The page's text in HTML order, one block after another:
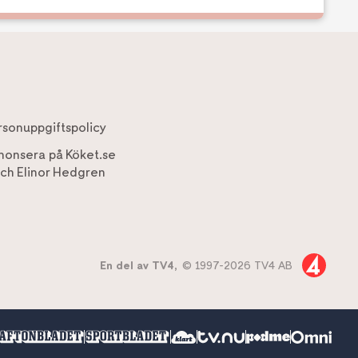
på Köket.se
Elinor Hedgren
En del av TV4, © 1997-2026 TV4 AB